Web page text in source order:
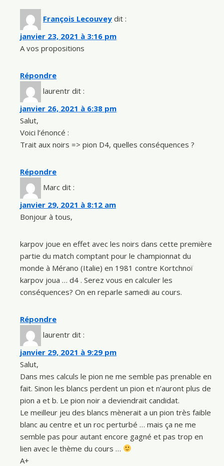
François Lecouvey dit :
janvier 23, 2021 à 3:16 pm
A vos propositions
Répondre
laurentr dit :
janvier 26, 2021 à 6:38 pm
Salut,
Voici l’énoncé :
Trait aux noirs => pion D4, quelles conséquences ?
Répondre
Marc dit :
janvier 29, 2021 à 8:12 am
Bonjour à tous,
karpov joue en effet avec les noirs dans cette première
partie du match comptant pour le championnat du
monde à Mérano (Italie) en 1981 contre Kortchnoï
karpov joua … d4 . Serez vous en calculer les
conséquences? On en reparle samedi au cours.
Répondre
laurentr dit :
janvier 29, 2021 à 9:29 pm
Salut,
Dans mes calculs le pion ne me semble pas prenable en
fait. Sinon les blancs perdent un pion et n’auront plus de
pion a et b. Le pion noir a deviendrait candidat.
Le meilleur jeu des blancs mènerait a un pion très faible
blanc au centre et un roc perturbé … mais ça ne me
semble pas pour autant encore gagné et pas trop en
lien avec le thème du cours …
A+